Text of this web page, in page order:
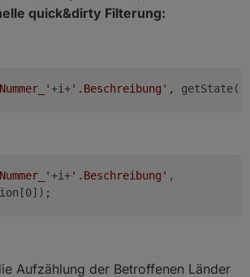
quick&dirty Filterung:
+i+'.Beschreibung' ,
+i+'.Beschreibung' ,
Aufzählung der Betroffenen Länder